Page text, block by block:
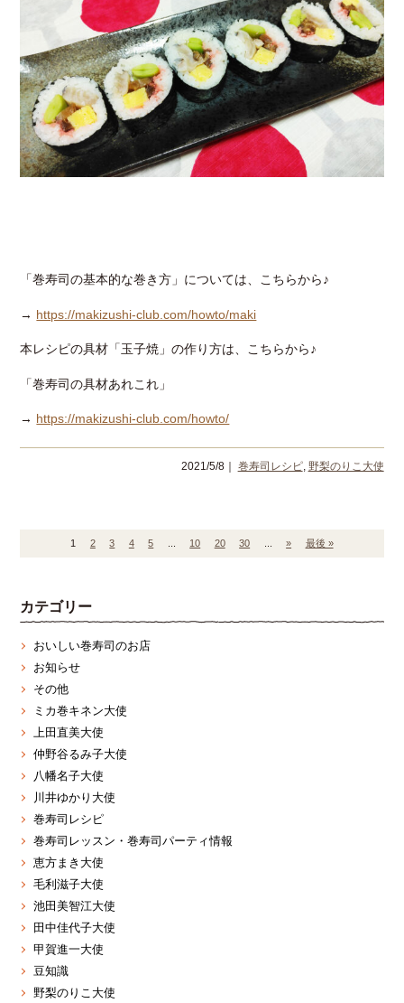
「巻寿司の基本的な巻き方」については、こちらから♪
→ https://makizushi-club.com/howto/maki
本レシピの具材「玉子焼」の作り方は、こちらから♪
「巻寿司の具材あれこれ」
→ https://makizushi-club.com/howto/
2021/5/8｜ 巻寿司レシピ, 野梨のりこ大使
1 2 3 4 5 10 20 30 » 最後 »
カテゴリー
おいしい巻寿司のお店
お知らせ
その他
ミカ巻キネン大使
上田直美大使
仲野谷るみ子大使
八幡名子大使
川井ゆかり大使
巻寿司レシピ
巻寿司レッスン・巻寿司パーティ情報
恵方まき大使
毛利滋子大使
池田美智江大使
田中佳代子大使
甲賀進一大使
豆知識
野梨のりこ大使